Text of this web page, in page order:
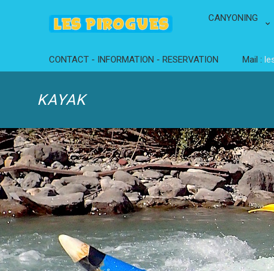
CANYONING
CONTACT - INFORMATION - RESERVATION Mail :
KAYAK